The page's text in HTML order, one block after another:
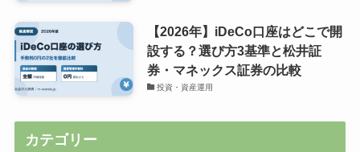
【2026年】iDeCo口座はどこで開
設する？選び方3基準と松井証
券・マネックス証券の比較
投資・資産運用
カテゴリー